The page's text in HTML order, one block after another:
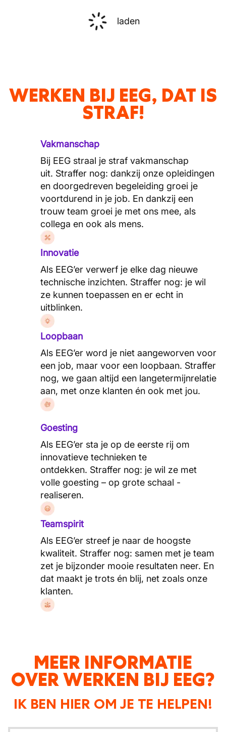
laden
WERKEN BIJ EEG, DAT IS
STRAF!
Vakmanschap
Bij EEG straal je straf vakmanschap
uit. Straffer nog: dankzij onze opleidingen
en doorgedreven begeleiding groei je
voortdurend in je job. En dankzij een
trouw team groei je met ons mee, als
collega en ook als mens.
Innovatie
Als EEG’er verwerf je elke dag nieuwe
technische inzichten. Straffer nog: je wil
ze kunnen toepassen en er echt in
uitblinken.
Loopbaan
Als EEG’er word je niet aangeworven voor
een job, maar voor een loopbaan. Straffer
nog, we gaan altijd een langetermijnrelatie
aan, met onze klanten én ook met jou.
Goesting
Als EEG’er sta je op de eerste rij om
innovatieve technieken te
ontdekken. Straffer nog: je wil ze met
volle goesting – op grote schaal -
realiseren.
Teamspirit
Als EEG’er streef je naar de hoogste
kwaliteit. Straffer nog: samen met je team
zet je bijzonder mooie resultaten neer. En
dat maakt je trots én blij, net zoals onze
klanten.
MEER INFORMATIE
OVER WERKEN BIJ EEG?
IK BEN HIER OM JE TE HELPEN!